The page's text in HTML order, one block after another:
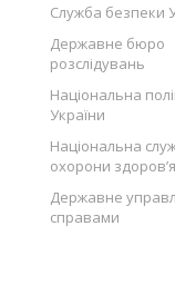
Служба безпеки
Державне бюро
розслідувань
Національна
України
Національна
охорони здоров’я
Державне
справами